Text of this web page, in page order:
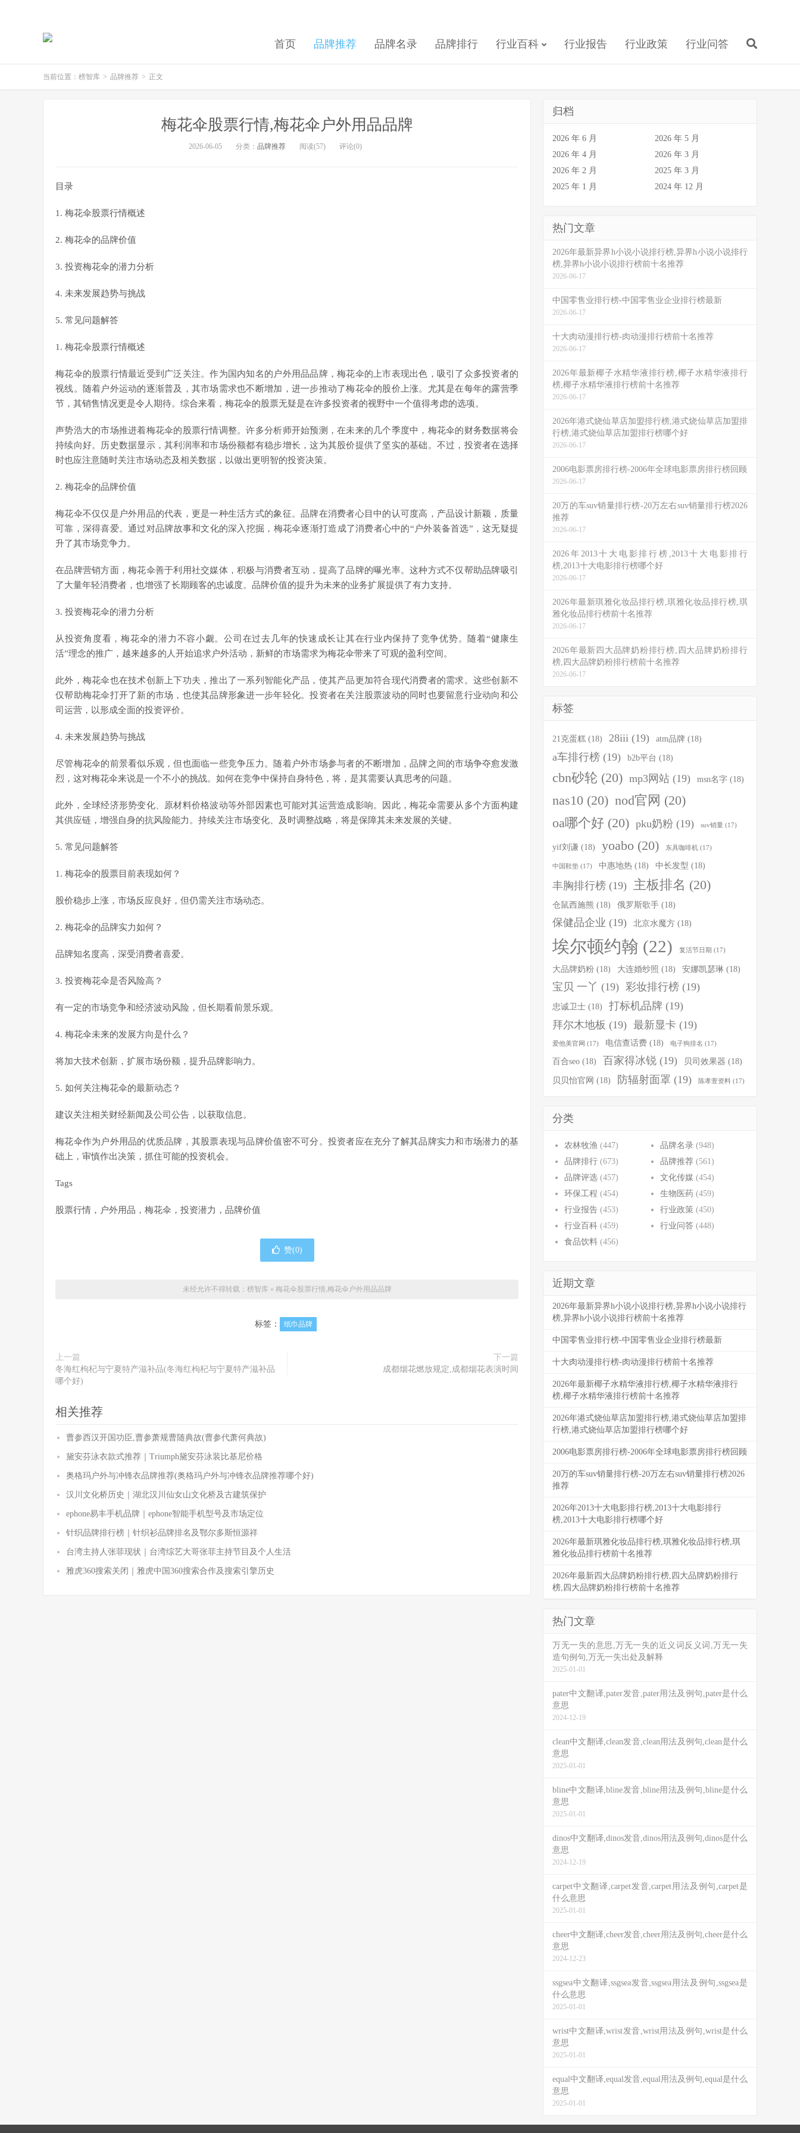
首页 品牌推荐 品牌名录 品牌排行 行业百科 行业报告 行业政策 行业问答
当前位置： 榜智库 > 品牌推荐 > 正文
梅花伞股票行情,梅花伞户外用品品牌
2026-06-05 分类： 品牌推荐 阅读(57) 评论(0)
目录
1. 梅花伞股票行情概述
2. 梅花伞的品牌价值
3. 投资梅花伞的潜力分析
4. 未来发展趋势与挑战
5. 常见问题解答
1. 梅花伞股票行情概述
梅花伞的股票行情最近受到广泛关注。作为国内知名的户外用品品牌，梅花伞的上市表现出色，吸引了众多投资者的
视线。随着户外运动的逐渐普及，其市场需求也不断增加，进一步推动了梅花伞的股价上涨。尤其是在每年的露营季
节，其销售情况更是令人期待。综合来看，梅花伞的股票无疑是在许多投资者的视野中一个值得考虑的选项。
声势浩大的市场推进着梅花伞的股票行情调整。许多分析师开始预测，在未来的几个季度中，梅花伞的财务数据将会
持续向好。历史数据显示，其利润率和市场份额都有稳步增长，这为其股价提供了坚实的基础。不过，投资者在选择
时也应注意随时关注市场动态及相关数据，以做出更明智的投资决策。
2. 梅花伞的品牌价值
梅花伞不仅仅是户外用品的代表，更是一种生活方式的象征。品牌在消费者心目中的认可度高，产品设计新颖，质量
可靠，深得喜爱。通过对品牌故事和文化的深入挖掘，梅花伞逐渐打造成了消费者心中的“户外装备首选”，这无疑提
升了其市场竞争力。
在品牌营销方面，梅花伞善于利用社交媒体，积极与消费者互动，提高了品牌的曝光率。这种方式不仅帮助品牌吸引
了大量年轻消费者，也增强了长期顾客的忠诚度。品牌价值的提升为未来的业务扩展提供了有力支持。
3. 投资梅花伞的潜力分析
从投资角度看，梅花伞的潜力不容小觑。公司在过去几年的快速成长让其在行业内保持了竞争优势。随着“健康生
活”理念的推广，越来越多的人开始追求户外活动，新鲜的市场需求为梅花伞带来了可观的盈利空间。
此外，梅花伞也在技术创新上下功夫，推出了一系列智能化产品，使其产品更加符合现代消费者的需求。这些创新不
仅帮助梅花伞打开了新的市场，也使其品牌形象进一步年轻化。投资者在关注股票波动的同时也要留意行业动向和公
司运营，以形成全面的投资评价。
4. 未来发展趋势与挑战
尽管梅花伞的前景看似乐观，但也面临一些竞争压力。随着户外市场参与者的不断增加，品牌之间的市场争夺愈发激
烈，这对梅花伞来说是一个不小的挑战。如何在竞争中保持自身特色，将，是其需要认真思考的问题。
此外，全球经济形势变化、原材料价格波动等外部因素也可能对其运营造成影响。因此，梅花伞需要从多个方面构建
其供应链，增强自身的抗风险能力。持续关注市场变化、及时调整战略，将是保障其未来发展的关键。
5. 常见问题解答
1. 梅花伞的股票目前表现如何？
股价稳步上涨，市场反应良好，但仍需关注市场动态。
2. 梅花伞的品牌实力如何？
品牌知名度高，深受消费者喜爱。
3. 投资梅花伞是否风险高？
有一定的市场竞争和经济波动风险，但长期看前景乐观。
4. 梅花伞未来的发展方向是什么？
将加大技术创新，扩展市场份额，提升品牌影响力。
5. 如何关注梅花伞的最新动态？
建议关注相关财经新闻及公司公告，以获取信息。
梅花伞作为户外用品的优质品牌，其股票表现与品牌价值密不可分。投资者应在充分了解其品牌实力和市场潜力的基
础上，审慎作出决策，抓住可能的投资机会。
Tags
股票行情，户外用品，梅花伞，投资潜力，品牌价值
赞(0)
未经允许不得转载： 榜智库» 梅花伞股票行情,梅花伞户外用品品牌
标签： 纸巾品牌
上一篇
冬海红枸杞与宁夏特产滋补品(冬海红枸杞与宁夏特产滋补品
哪个好)
下一篇
成都烟花燃放规定,成都烟花表演时间
相关推荐
曹参西汉开国功臣,曹参萧规曹随典故(曹参代萧何典故)
黛安芬泳衣款式推荐｜Triumph黛安芬泳装比基尼价格
奥格玛户外与冲锋衣品牌推荐(奥格玛户外与冲锋衣品牌推荐哪个好)
汉川文化桥历史｜湖北汉川仙女山文化桥及古建筑保护
ephone易丰手机品牌｜ephone智能手机型号及市场定位
针织品牌排行榜｜针织衫品牌排名及鄂尔多斯恒源祥
台湾主持人张菲现状｜台湾综艺大哥张菲主持节目及个人生活
雅虎360搜索关闭｜雅虎中国360搜索合作及搜索引擎历史
归档
2026 年 6 月
2026 年 5 月
2026 年 4 月
2026 年 3 月
2026 年 2 月
2025 年 3 月
2025 年 1 月
2024 年 12 月
热门文章
2026年最新异界h小说小说排行榜,异界h小说小说排行
榜,异界h小说小说排行榜前十名推荐
2026-06-17
中国零售业排行榜-中国零售业企业排行榜最新
2026-06-17
十大肉动漫排行榜-肉动漫排行榜前十名推荐
2026-06-17
2026年最新椰子水精华液排行榜,椰子水精华液排行
榜,椰子水精华液排行榜前十名推荐
2026-06-17
2026年港式烧仙草店加盟排行榜,港式烧仙草店加盟排
行榜,港式烧仙草店加盟排行榜哪个好
2026-06-17
2006电影票房排行榜-2006年全球电影票房排行榜回顾
2026-06-17
20万的车suv销量排行榜-20万左右suv销量排行榜2026
推荐
2026-06-17
2026年2013十大电影排行榜,2013十大电影排行
榜,2013十大电影排行榜哪个好
2026-06-17
2026年最新琪雅化妆品排行榜,琪雅化妆品排行榜,琪
雅化妆品排行榜前十名推荐
2026-06-17
2026年最新四大品牌奶粉排行榜,四大品牌奶粉排行
榜,四大品牌奶粉排行榜前十名推荐
2026-06-17
标签
21克蛋糕 (18) 28iii (19) atm品牌 (18)
a车排行榜 (19) b2b平台 (18)
cbn砂轮 (20) mp3网站 (19) msn名字 (18)
nas10 (20) nod官网 (20)
oa哪个好 (20) pku奶粉 (19) suv销量 (17)
yif刘谦 (18) yoabo (20) 东具咖啡机 (17)
中国鞋垫 (17) 中惠地热 (18) 中长发型 (18)
丰胸排行榜 (19) 主板排名 (20)
仓鼠西施熊 (18) 俄罗斯歌手 (18)
保健品企业 (19) 北京水魔方 (18)
埃尔顿约翰 (22) 复活节日期 (17)
大品牌奶粉 (18) 大连婚纱照 (18) 安娜凯瑟琳 (18)
宝贝 一丫 (19) 彩妆排行榜 (19)
忠诚卫士 (18) 打标机品牌 (19)
拜尔木地板 (19) 最新显卡 (19)
爱他美官网 (17) 电信查话费 (18) 电子狗排名 (17)
百合seo (18) 百家得冰锐 (19) 贝司效果器 (18)
贝贝怡官网 (18) 防辐射面罩 (19) 陈孝萱资料 (17)
分类
农林牧渔 (447) 品牌名录 (948)
品牌排行 (673) 品牌推荐 (561)
品牌评选 (457) 文化传媒 (454)
环保工程 (454) 生物医药 (459)
行业报告 (453) 行业政策 (450)
行业百科 (459) 行业问答 (448)
食品饮料 (456)
近期文章
2026年最新异界h小说小说排行榜,异界h小说小说排行
榜,异界h小说小说排行榜前十名推荐
中国零售业排行榜-中国零售业企业排行榜最新
十大肉动漫排行榜-肉动漫排行榜前十名推荐
2026年最新椰子水精华液排行榜,椰子水精华液排行
榜,椰子水精华液排行榜前十名推荐
2026年港式烧仙草店加盟排行榜,港式烧仙草店加盟排
行榜,港式烧仙草店加盟排行榜哪个好
2006电影票房排行榜-2006年全球电影票房排行榜回顾
20万的车suv销量排行榜-20万左右suv销量排行榜2026
推荐
2026年2013十大电影排行榜,2013十大电影排行
榜,2013十大电影排行榜哪个好
2026年最新琪雅化妆品排行榜,琪雅化妆品排行榜,琪
雅化妆品排行榜前十名推荐
2026年最新四大品牌奶粉排行榜,四大品牌奶粉排行
榜,四大品牌奶粉排行榜前十名推荐
热门文章
万无一失的意思,万无一失的近义词反义词,万无一失
造句例句,万无一失出处及解释
2025-01-01
pater中文翻译,pater发音,pater用法及例句,pater是什么
意思
2024-12-19
clean中文翻译,clean发音,clean用法及例句,clean是什么
意思
2025-01-01
bline中文翻译,bline发音,bline用法及例句,bline是什么
意思
2025-01-01
dinos中文翻译,dinos发音,dinos用法及例句,dinos是什么
意思
2024-12-19
carpet中文翻译,carpet发音,carpet用法及例句,carpet是
什么意思
2025-01-01
cheer中文翻译,cheer发音,cheer用法及例句,cheer是什么
意思
2024-12-23
ssgsea中文翻译,ssgsea发音,ssgsea用法及例句,ssgsea是
什么意思
2025-01-01
wrist中文翻译,wrist发音,wrist用法及例句,wrist是什么
意思
2025-01-01
equal中文翻译,equal发音,equal用法及例句,equal是什么
意思
2025-01-01